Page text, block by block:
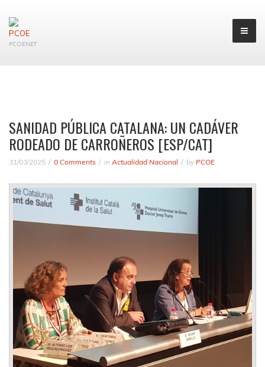
PCOENET
SANIDAD PÚBLICA CATALANA: UN CADÁVER
RODEADO DE CARROÑEROS [ESP/CAT]
31/03/2025 0 Comments in Actualidad Nacional by PCOE